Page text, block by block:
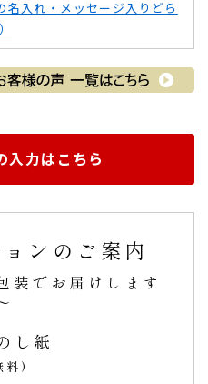
名入れ・メッセージ入りどら
入力はこちら
ンのご案内
装でお届けします
し紙
料)